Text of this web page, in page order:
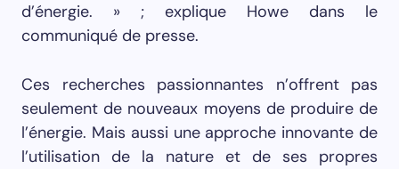
d’énergie. » ; explique Howe dans le
communiqué de presse.
Ces recherches passionnantes n’offrent pas
seulement de nouveaux moyens de produire de
l’énergie. Mais aussi une approche innovante de
l’utilisation de la nature et de ses propres